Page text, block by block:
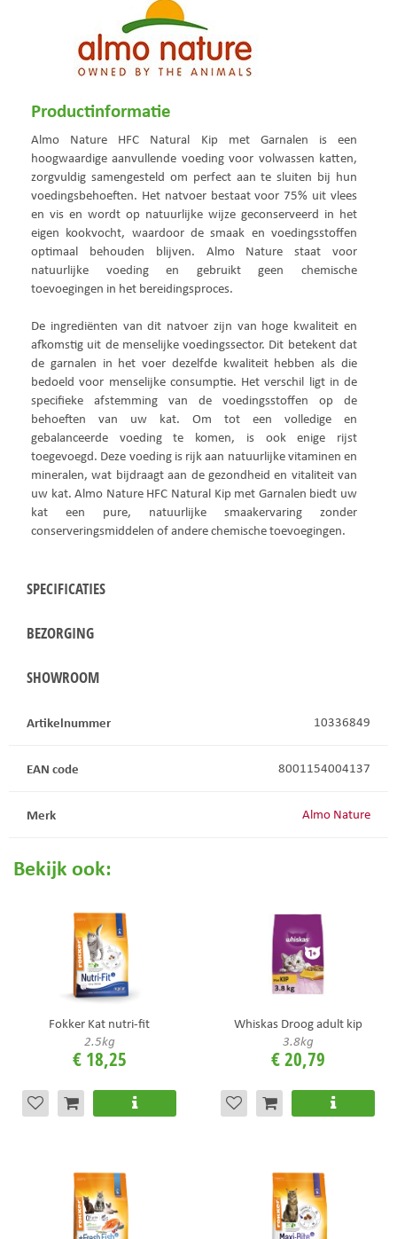
Productinformatie
Almo Nature HFC Natural Kip met Garnalen is een
hoogwaardige aanvullende voeding voor volwassen katten,
zorgvuldig samengesteld om perfect aan te sluiten bij hun
voedingsbehoeften. Het natvoer bestaat voor 75% uit vlees
en vis en wordt op natuurlijke wijze geconserveerd in het
eigen kookvocht, waardoor de smaak en voedingsstoffen
optimaal behouden blijven. Almo Nature staat voor
natuurlijke voeding en gebruikt geen chemische
toevoegingen in het bereidingsproces.
De ingrediënten van dit natvoer zijn van hoge kwaliteit en
afkomstig uit de menselijke voedingssector. Dit betekent dat
de garnalen in het voer dezelfde kwaliteit hebben als die
bedoeld voor menselijke consumptie. Het verschil ligt in de
specifieke afstemming van de voedingsstoffen op de
behoeften van uw kat. Om tot een volledige en
gebalanceerde voeding te komen, is ook enige rijst
toegevoegd. Deze voeding is rijk aan natuurlijke vitaminen en
mineralen, wat bijdraagt aan de gezondheid en vitaliteit van
uw kat. Almo Nature HFC Natural Kip met Garnalen biedt uw
kat een pure, natuurlijke smaakervaring zonder
conserveringsmiddelen of andere chemische toevoegingen.
SPECIFICATIES
BEZORGING
SHOWROOM
Artikelnummer 10336849
EAN code 8001154004137
Merk Almo Nature
Bekijk ook:
Fokker Kat nutri-fit
2.5kg
€ 18,25
Whiskas Droog adult kip
3.8kg
€20,79